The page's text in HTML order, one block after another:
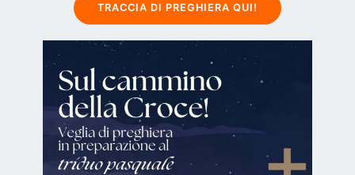
TRACCIA DI PREGHIERA QUI!